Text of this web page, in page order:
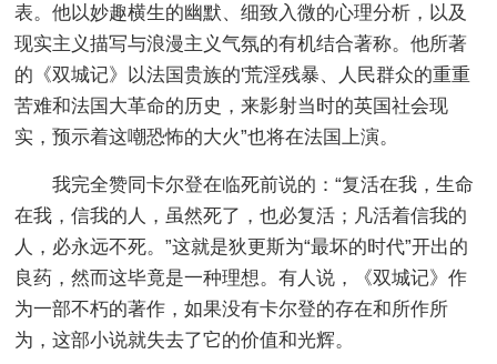
表。他以妙趣横生的幽默、细致入微的心理分析，以及
现实主义描写与浪漫主义气氛的有机结合著称。他所著
的《双城记》以法国贵族的'荒淫残暴、人民群众的重重
苦难和法国大革命的历史，来影射当时的英国社会现
实，预示着这嘲恐怖的大火”也将在法国上演。
我完全赞同卡尔登在临死前说的：“复活在我，生命
在我，信我的人，虽然死了，也必复活；凡活着信我的
人，必永远不死。”这就是狄更斯为“最坏的时代”开出的
良药，然而这毕竟是一种理想。有人说，《双城记》作
为一部不朽的著作，如果没有卡尔登的存在和所作所
为，这部小说就失去了它的价值和光辉。